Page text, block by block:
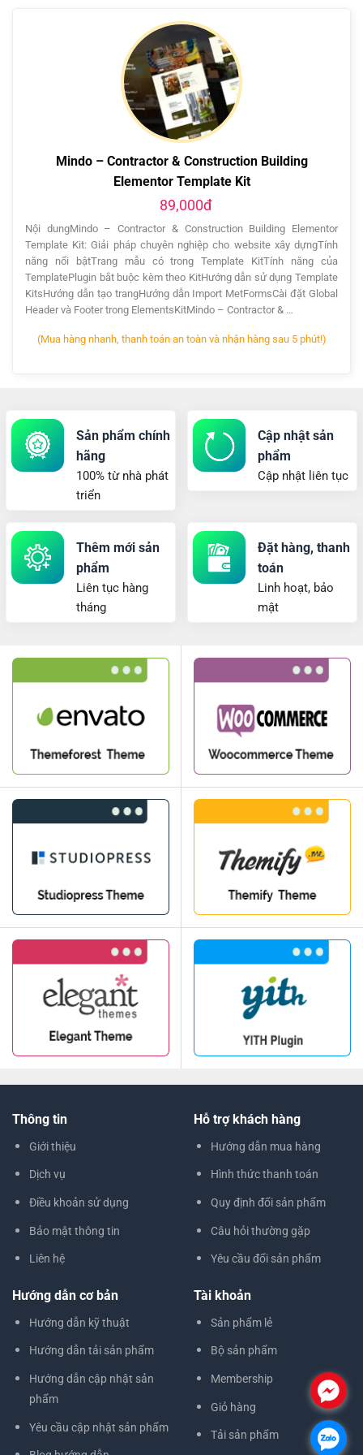
Mindo – Contractor & Construction Building
Elementor Template Kit
89,000đ
Nội dungMindo – Contractor & Construction Building Elementor
Template Kit: Giải pháp chuyên nghiệp cho website xây dựngTính
năng nổi bậtTrang mẫu có trong Template KitTính năng của
TemplatePlugin bắt buộc kèm theo KitHướng dẫn sử dụng Template
KitsHướng dẫn tạo trangHướng dẫn Import MetFormsCài đặt Global
Header và Footer trong ElementsKitMindo – Contractor & …
(Mua hàng nhanh, thanh toán an toàn và nhận hàng sau 5 phút!)
Sản phẩm chính
hãng
100% từ nhà phát
triển
Cập nhật sản
phẩm
Cập nhật liên tục
Thêm mới sản
phẩm
Liên tục hàng
tháng
Đặt hàng, thanh
toán
Linh hoạt, bảo
mật
Thông tin
Giới thiệu
Dịch vụ
Điều khoản sử dụng
Bảo mật thông tin
Liên hệ
Hỗ trợ khách hàng
Hướng dẫn mua hàng
Hình thức thanh toán
Quy định đổi sản phẩm
Câu hỏi thường gặp
Yêu cầu đổi sản phẩm
Hướng dẫn cơ bản
Hướng dẫn kỹ thuật
Hướng dẫn tải sản phẩm
Hướng dẫn cập nhật sản
phẩm
Yêu cầu cập nhật sản phẩm
Tài khoản
Sản phẩm lẻ
Bộ sản phẩm
Membership
Giỏ hàng
Tải sản phẩm
.
.